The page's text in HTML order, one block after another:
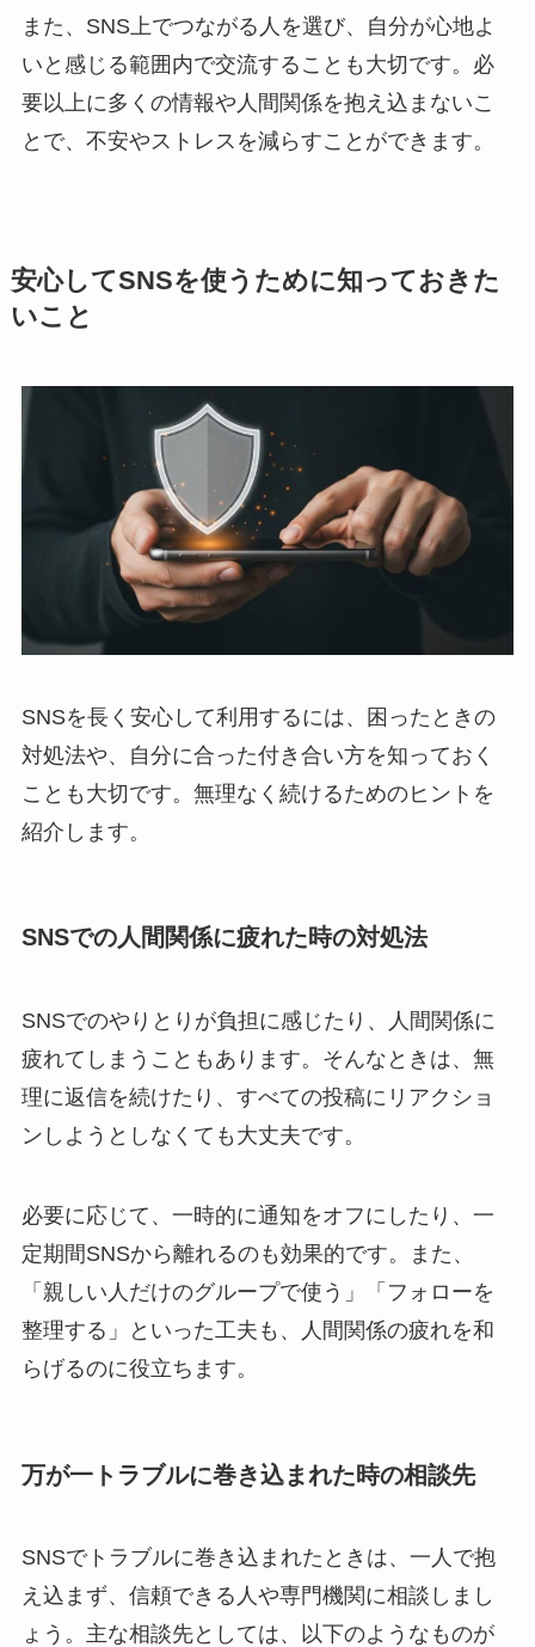
また、SNS上でつながる人を選び、自分が心地よ
いと感じる範囲内で交流することも大切です。必
要以上に多くの情報や人間関係を抱え込まないこ
とで、不安やストレスを減らすことができます。
安心してSNSを使うために知っておきた
いこと
SNSを長く安心して利用するには、困ったときの
対処法や、自分に合った付き合い方を知っておく
ことも大切です。無理なく続けるためのヒントを
紹介します。
SNSでの人間関係に疲れた時の対処法
SNSでのやりとりが負担に感じたり、人間関係に
疲れてしまうこともあります。そんなときは、無
理に返信を続けたり、すべての投稿にリアクショ
ンしようとしなくても大丈夫です。
必要に応じて、一時的に通知をオフにしたり、一
定期間SNSから離れるのも効果的です。また、
「親しい人だけのグループで使う」「フォローを
整理する」といった工夫も、人間関係の疲れを和
らげるのに役立ちます。
万が一トラブルに巻き込まれた時の相談先
SNSでトラブルに巻き込まれたときは、一人で抱
え込まず、信頼できる人や専門機関に相談しまし
ょう。主な相談先としては、以下のようなものが